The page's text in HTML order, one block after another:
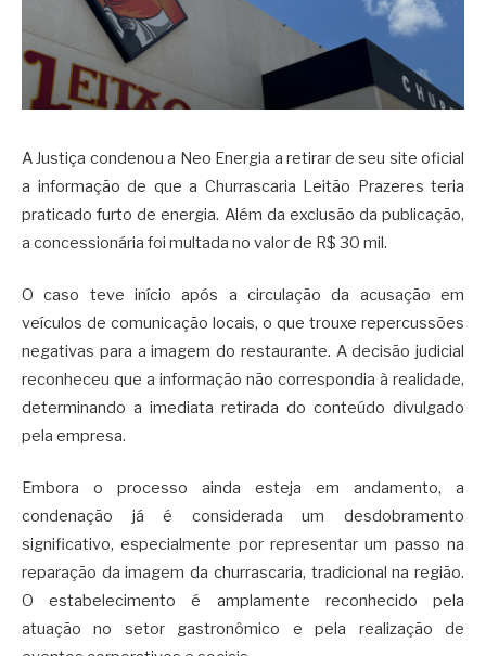
A Justiça condenou a Neo Energia a retirar de seu site oficial
a informação de que a Churrascaria Leitão Prazeres teria
praticado furto de energia. Além da exclusão da publicação,
a concessionária foi multada no valor de R$ 30 mil.
O caso teve início após a circulação da acusação em
veículos de comunicação locais, o que trouxe repercussões
negativas para a imagem do restaurante. A decisão judicial
reconheceu que a informação não correspondia à realidade,
determinando a imediata retirada do conteúdo divulgado
pela empresa.
Embora o processo ainda esteja em andamento, a
condenação já é considerada um desdobramento
significativo, especialmente por representar um passo na
reparação da imagem da churrascaria, tradicional na região.
O estabelecimento é amplamente reconhecido pela
atuação no setor gastronômico e pela realização de